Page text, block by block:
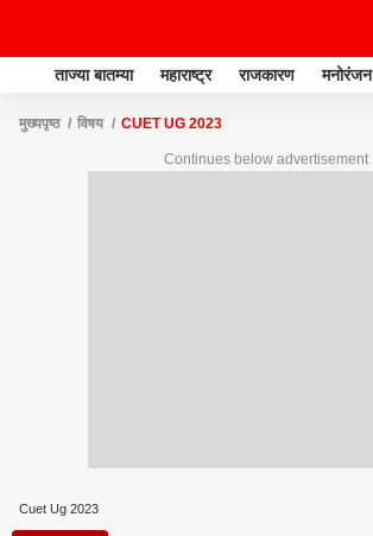
ताज्या बातम्या महाराष्ट्र राजकारण मनोरंजन
मुख्यपृष्ठ विषय CUET UG 2023
Continues below advertisement
Cuet Ug 2023